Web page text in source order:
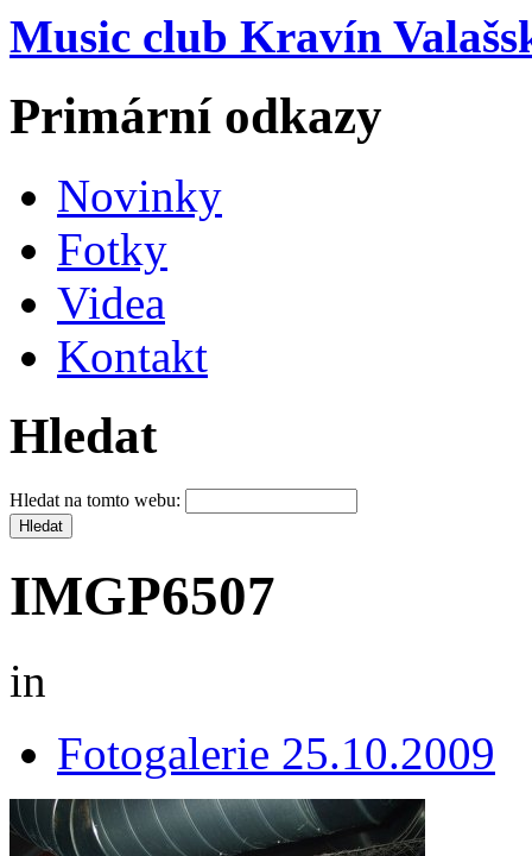
Music club Kravín
Primární odkazy
Novinky
Fotky
Videa
Kontakt
Hledat
Hledat na tomto webu:
IMGP6507
in
Fotogalerie 25.10.2009